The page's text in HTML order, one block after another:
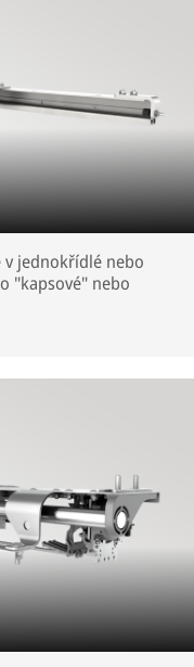
v jednokřídlé nebo
"kapsové" nebo